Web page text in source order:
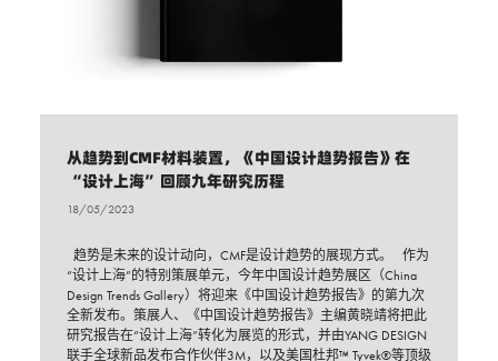
从趋势到CMF材料装置，《中国设计趋势报告》在
“设计上海”回顾九年研究历程
18/05/2023
趋势是未来的设计动向，CMF是设计趋势的展现方式。 作为
“设计上海”的特别策展单元，今年中国设计趋势展区（China
Design Trends Gallery）将迎来《中国设计趋势报告》的第九次
全新发布。策展人、《中国设计趋势报告》主编黄晓靖将把此
研究报告在“设计上海”转化为展览的形式，并由YANG DESIGN
联手全球新品发布合作伙伴3M，以及美国杜邦™ Tyvek®等顶级